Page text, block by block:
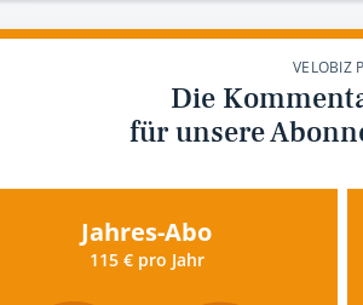
VELOBIZ
Die
für unsere
Jahres-Abo
115 € pro Jahr